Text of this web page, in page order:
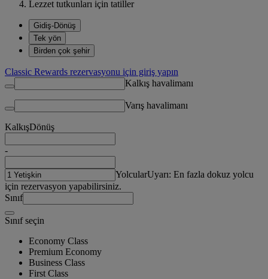
Lezzet tutkunları için tatiller
Gidiş-Dönüş
Tek yön
Birden çok şehir
Classic Rewards rezervasyonu için giriş yapın
Kalkış havalimanı
Varış havalimanı
KalkışDönüş
-
YolcularUyarı: En fazla dokuz yolcu
için rezervasyon yapabilirsiniz.
Sınıf
Sınıf seçin
Economy Class
Premium Economy
Business Class
First Class